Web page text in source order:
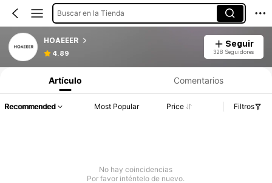
Buscar en la Tienda
HOAEEER
4.89
Seguir
328 Seguidores
Artículo Comentarios
Recommended Most Popular Price Filtros
No hay coincidencias
Por favor inténtelo de nuevo.